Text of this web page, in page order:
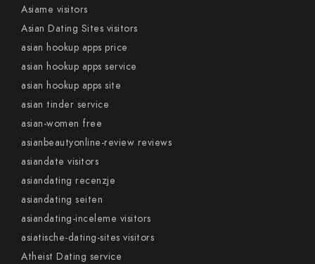
Asiame visitors
Asian Dating Sites visitors
asian hookup apps price
asian hookup apps service
asian hookup apps site
asian tinder service
asian-women free
asianbeautyonline-review reviews
asiandate visitors
asiandating recenzje
asiandating seiten
asiandating-inceleme visitors
asiatische-dating-sites visitors
Atheist Dating service